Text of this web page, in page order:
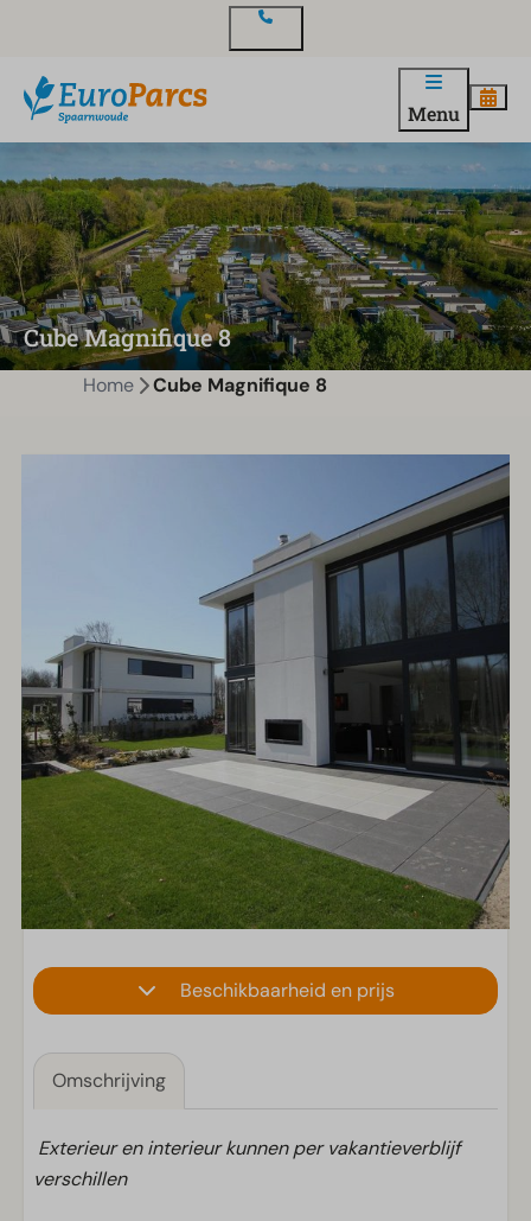
Menu
Cube Magnifique 8
Home Cube Magnifique 8
Beschikbaarheid en prijs
Omschrijving
Exterieur en interieur kunnen per vakantieverblijf
verschillen